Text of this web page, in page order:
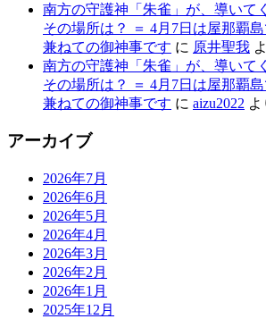
南方の守護神「朱雀」が、導いて
その場所は？ ＝ 4月7日は屋那覇
兼ねての御神事です に 原井聖我
南方の守護神「朱雀」が、導いて
その場所は？ ＝ 4月7日は屋那覇
兼ねての御神事です に aizu2022 よ
アーカイブ
2026年7月
2026年6月
2026年5月
2026年4月
2026年3月
2026年2月
2026年1月
2025年12月